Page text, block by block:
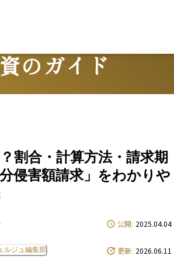
のガイド
割合・計算方法・請求期
侵害額請求」をわかりや
ルジュ編集部
公開: 2025.04.04
更新: 2026.06.11